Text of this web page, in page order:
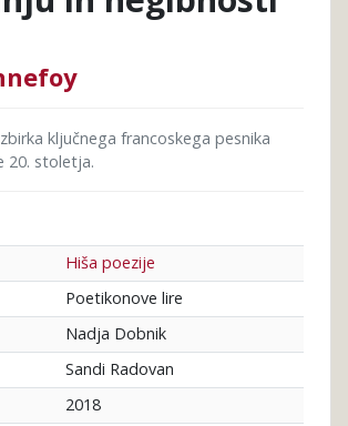
ključnega francoskega pesnika
20. stoletja.
Hiša poezije
Poetikonove lire
Nadja Dobnik
Sandi Radovan
2018